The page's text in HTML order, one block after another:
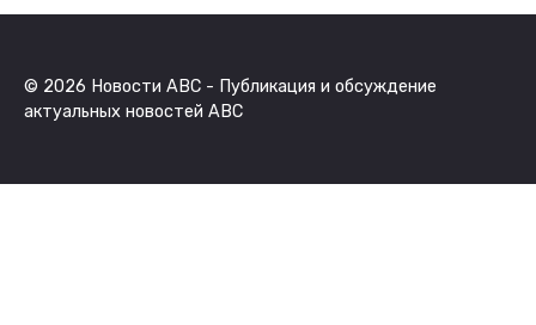
© 2026 Новости ABC - Публикация и обсуждение
актуальных новостей ABC